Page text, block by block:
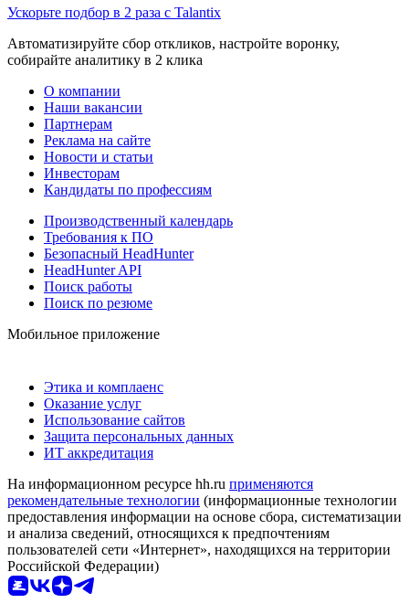
Ускорьте подбор в 2 раза с Talantix
Автоматизируйте сбор откликов, настройте воронку,
собирайте аналитику в 2 клика
О компании
Наши вакансии
Партнерам
Реклама на сайте
Новости и статьи
Инвесторам
Кандидаты по профессиям
Производственный календарь
Требования к ПО
Безопасный HeadHunter
HeadHunter API
Поиск работы
Поиск по резюме
Мобильное приложение
Этика и комплаенс
Оказание услуг
Использование сайтов
Защита персональных данных
ИТ аккредитация
На информационном ресурсе hh.ru применяются
рекомендательные технологии (информационные технологии
предоставления информации на основе сбора, систематизации
и анализа сведений, относящихся к предпочтениям
пользователей сети «Интернет», находящихся на территории
Российской Федерации)